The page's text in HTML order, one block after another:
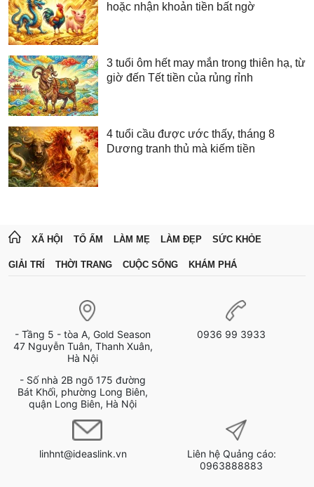
hoặc nhận khoản tiền bất ngờ
3 tuổi ôm hết may mắn trong thiên hạ, từ
giờ đến Tết tiền của rủng rỉnh
4 tuổi cầu được ước thấy, tháng 8
Dương tranh thủ mà kiếm tiền
XÃ HỘI TỔ ẤM LÀM MẸ LÀM ĐẸP SỨC KHỎE
GIẢI TRÍ THỜI TRANG CUỘC SỐNG KHÁM PHÁ
- Tầng 5 - tòa A, Gold Season
47 Nguyễn Tuân, Thanh Xuân,
Hà Nội
- Số nhà 2B ngõ 175 đường
Bát Khối, phường Long Biên,
quận Long Biên, Hà Nội
0936 99 3933
linhnt@ideaslink.vn
Liên hệ Quảng cáo:
0963888883